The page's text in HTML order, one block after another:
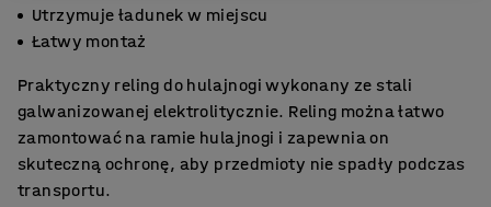
Utrzymuje ładunek w miejscu
Łatwy montaż
Praktyczny reling do hulajnogi wykonany ze stali
galwanizowanej elektrolitycznie. Reling można łatwo
zamontować na ramie hulajnogi i zapewnia on
skuteczną ochronę, aby przedmioty nie spadły podczas
transportu.